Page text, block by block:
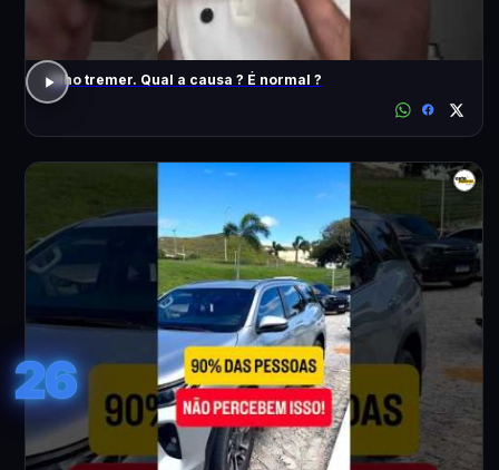
Olho tremer. Qual a causa ? É normal ?
26